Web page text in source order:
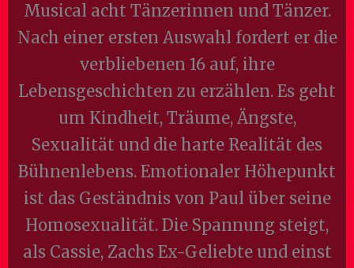
Musical acht Tänzerinnen und Tänzer.
Nach einer ersten Auswahl fordert er die
verbliebenen 16 auf, ihre
Lebensgeschichten zu erzählen. Es geht
um Kindheit, Träume, Ängste,
Sexualität und die harte Realität des
Bühnenlebens. Emotionaler Höhepunkt
ist das Geständnis von Paul über seine
Homosexualität. Die Spannung steigt,
als Cassie, Zachs Ex-Geliebte und einst